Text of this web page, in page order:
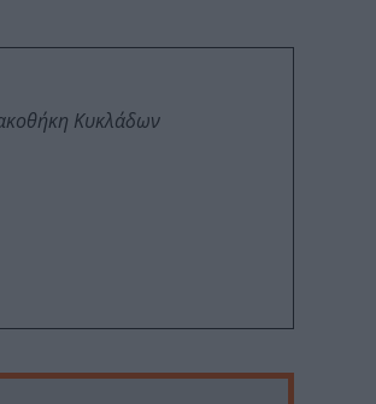
Κυκλάδων